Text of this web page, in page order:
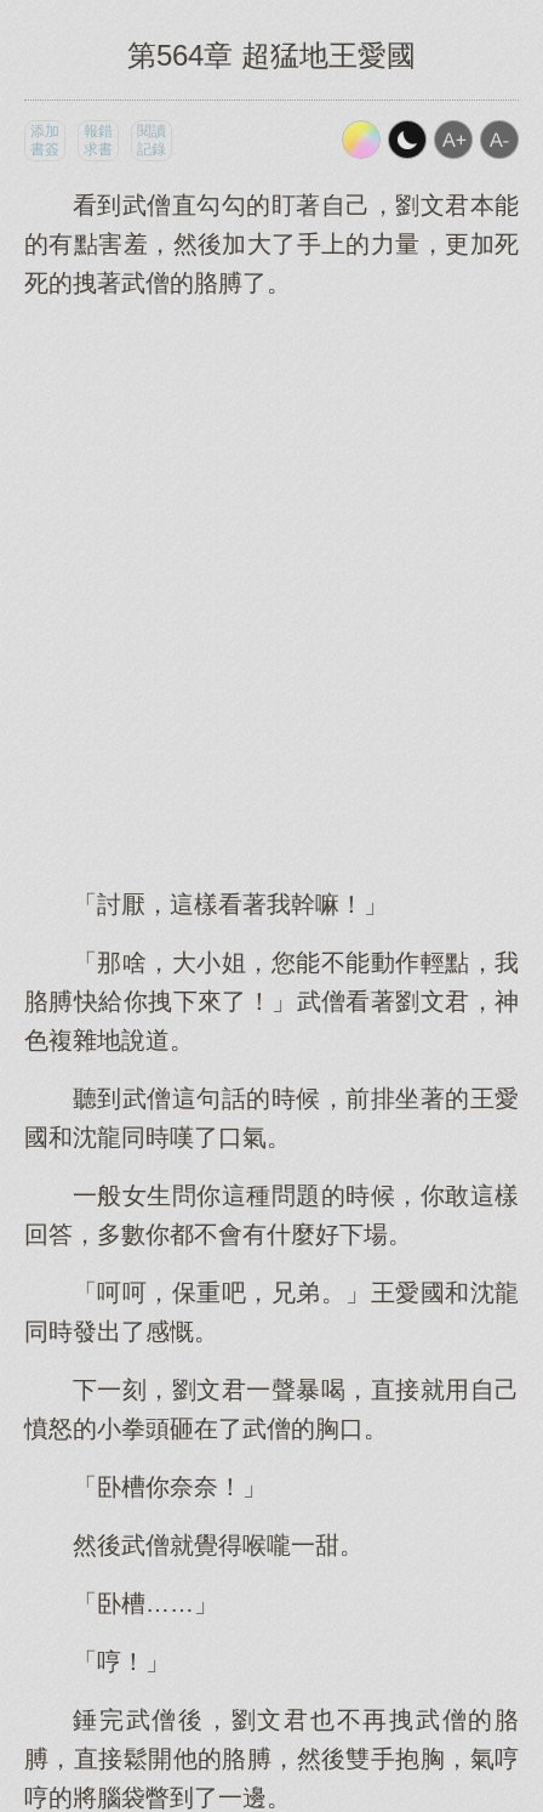
第564章 超猛地王愛國
添加
書簽
報錯
求書
閱讀
記錄
看到武僧直勾勾的盯著自己，劉文君本能
的有點害羞，然後加大了手上的力量，更加死
死的拽著武僧的胳膊了。
「討厭，這樣看著我幹嘛！」
「那啥，大小姐，您能不能動作輕點，我
胳膊快給你拽下來了！」武僧看著劉文君，神
色複雜地說道。
聽到武僧這句話的時候，前排坐著的王愛
國和沈龍同時嘆了口氣。
一般女生問你這種問題的時候，你敢這樣
回答，多數你都不會有什麼好下場。
「呵呵，保重吧，兄弟。」王愛國和沈龍
同時發出了感慨。
下一刻，劉文君一聲暴喝，直接就用自己
憤怒的小拳頭砸在了武僧的胸口。
「卧槽你奈奈！」
然後武僧就覺得喉嚨一甜。
「卧槽……」
「哼！」
錘完武僧後，劉文君也不再拽武僧的胳
膊，直接鬆開他的胳膊，然後雙手抱胸，氣哼
哼的將腦袋瞥到了一邊。